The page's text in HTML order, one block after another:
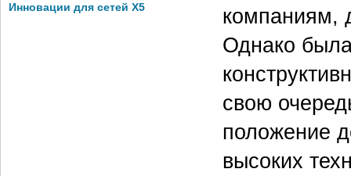
Инновации для сетей X5
компаниям,
Однако
свою
положение
высоких